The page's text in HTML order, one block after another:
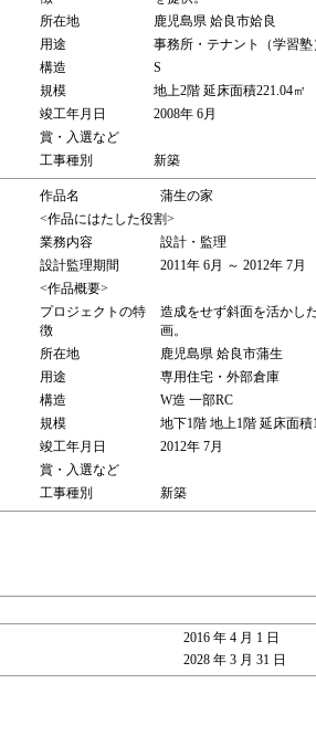
所在地
鹿児島県 姶良市姶良
用途
事務所・テナント（学習塾
構造
S
規模
地上2階 延床面積221.04㎡
竣工年月日
2008年 6月
賞・入選など
工事種別
新築
作品名
蒲生の家
<作品にはたした役割>
業務内容
設計・監理
設計監理期間
2011年 6月 ～ 2012年 7月
<作品概要>
プロジェクトの特
徴
造成をせず斜面を活かし
画。
所在地
鹿児島県 姶良市蒲生
用途
専用住宅・外部倉庫
構造
W造 一部RC
規模
地下1階 地上1階 延床面積
竣工年月日
2012年 7月
賞・入選など
工事種別
新築
2016 年 4 月 1 日
2028 年 3 月 31 日